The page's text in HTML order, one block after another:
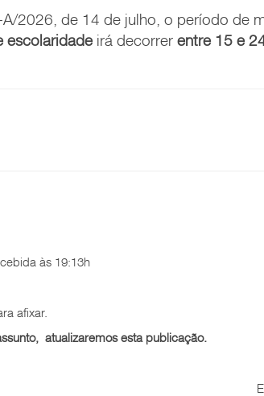
2026, de 14 de julho, o período de
escolaridade irá decorrer entre 15 e
às 19:13h
afixar.
atualizaremos esta publicação.